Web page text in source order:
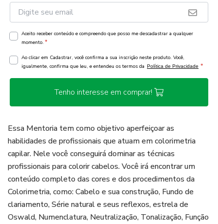
Aceito receber conteúdo e compreendo que posso me descadastrar a qualquer
momento. *
Ao clicar em Cadastrar, você confirma a sua inscrição neste produto. Você,
igualmente, confirma que leu, e entendeu os termos da Política de Privacidade *
Tenho interesse em comprar!
Essa Mentoria tem como objetivo aperfeiçoar as
habilidades de profissionais que atuam em colorimetria
capilar. Nele você conseguirá dominar as técnicas
profissionais para colorir cabelos. Você irá encontrar um
conteúdo completo das cores e dos procedimentos da
Colorimetria, como: Cabelo e sua construção, Fundo de
clariamento, Série natural e seus reflexos, estrela de
Oswald, Numenclatura, Neutralização, Tonalização, Função